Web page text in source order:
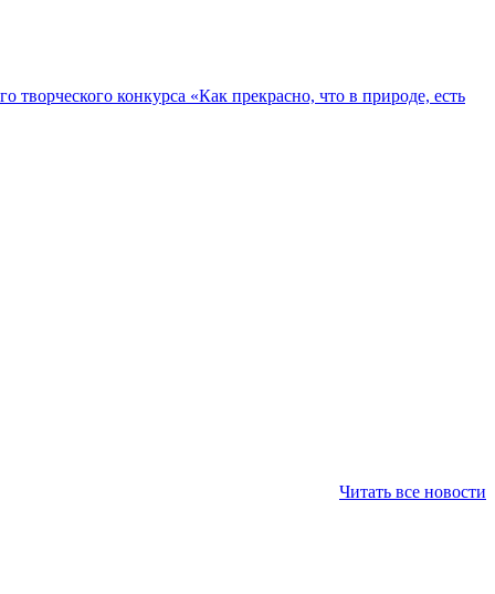
конкурса «Как прекрасно, что в природе, есть
Читать все новости